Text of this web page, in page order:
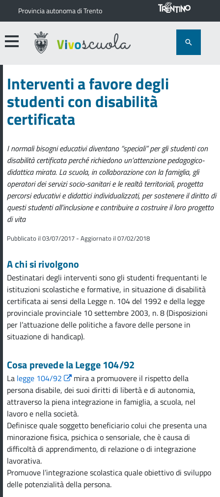
Provincia autonoma di Trento
Interventi a favore degli
studenti con disabilità
certificata
I normali bisogni educativi diventano “speciali” per gli studenti con
disabilità certificata perché richiedono un’attenzione pedagogico-
didattica mirata. La scuola, in collaborazione con la famiglia, gli
operatori dei servizi socio-sanitari e le realtà territoriali, progetta
percorsi educativi e didattici individualizzati, per sostenere il diritto di
questi studenti all’inclusione e contribuire a costruire il loro progetto
di vita
Pubblicato il 03/07/2017 - Aggiornato il 07/02/2018
A chi si rivolgono
Destinatari degli interventi sono gli studenti frequentanti le
istituzioni scolastiche e formative, in situazione di disabilità
certificata ai sensi della Legge n. 104 del 1992 e della legge
provinciale provinciale 10 settembre 2003, n. 8 (Disposizioni
per l’attuazione delle politiche a favore delle persone in
situazione di handicap).
Cosa prevede la Legge 104/92
La legge 104/92
mira a promuovere il rispetto della
persona disabile, dei suoi diritti di libertà e di autonomia,
attraverso la piena integrazione in famiglia, a scuola, nel
lavoro e nella società.
Definisce quale soggetto beneficiario colui che presenta una
minorazione fisica, psichica o sensoriale, che è causa di
difficoltà di apprendimento, di relazione o di integrazione
lavorativa.
Promuove l’integrazione scolastica quale obiettivo di sviluppo
delle potenzialità della persona.